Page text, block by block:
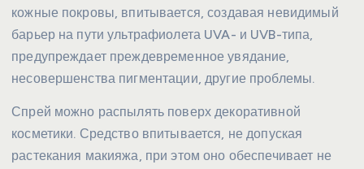
кожные покровы, впитывается, создавая невидимый
барьер на пути ультрафиолета UVA- и UVB-типа,
предупреждает преждевременное увядание,
несовершенства пигментации, другие проблемы.
Спрей можно распылять поверх декоративной
косметики. Средство впитывается, не допуская
растекания макияжа, при этом оно обеспечивает не